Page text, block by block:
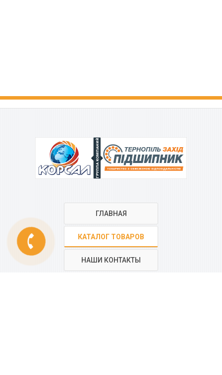
phone
ГРУППА КОМПАНИЙ
ГЛАВНАЯ
КАТАЛОГ ТОВАРОВ
НАШИ КОНТАКТЫ